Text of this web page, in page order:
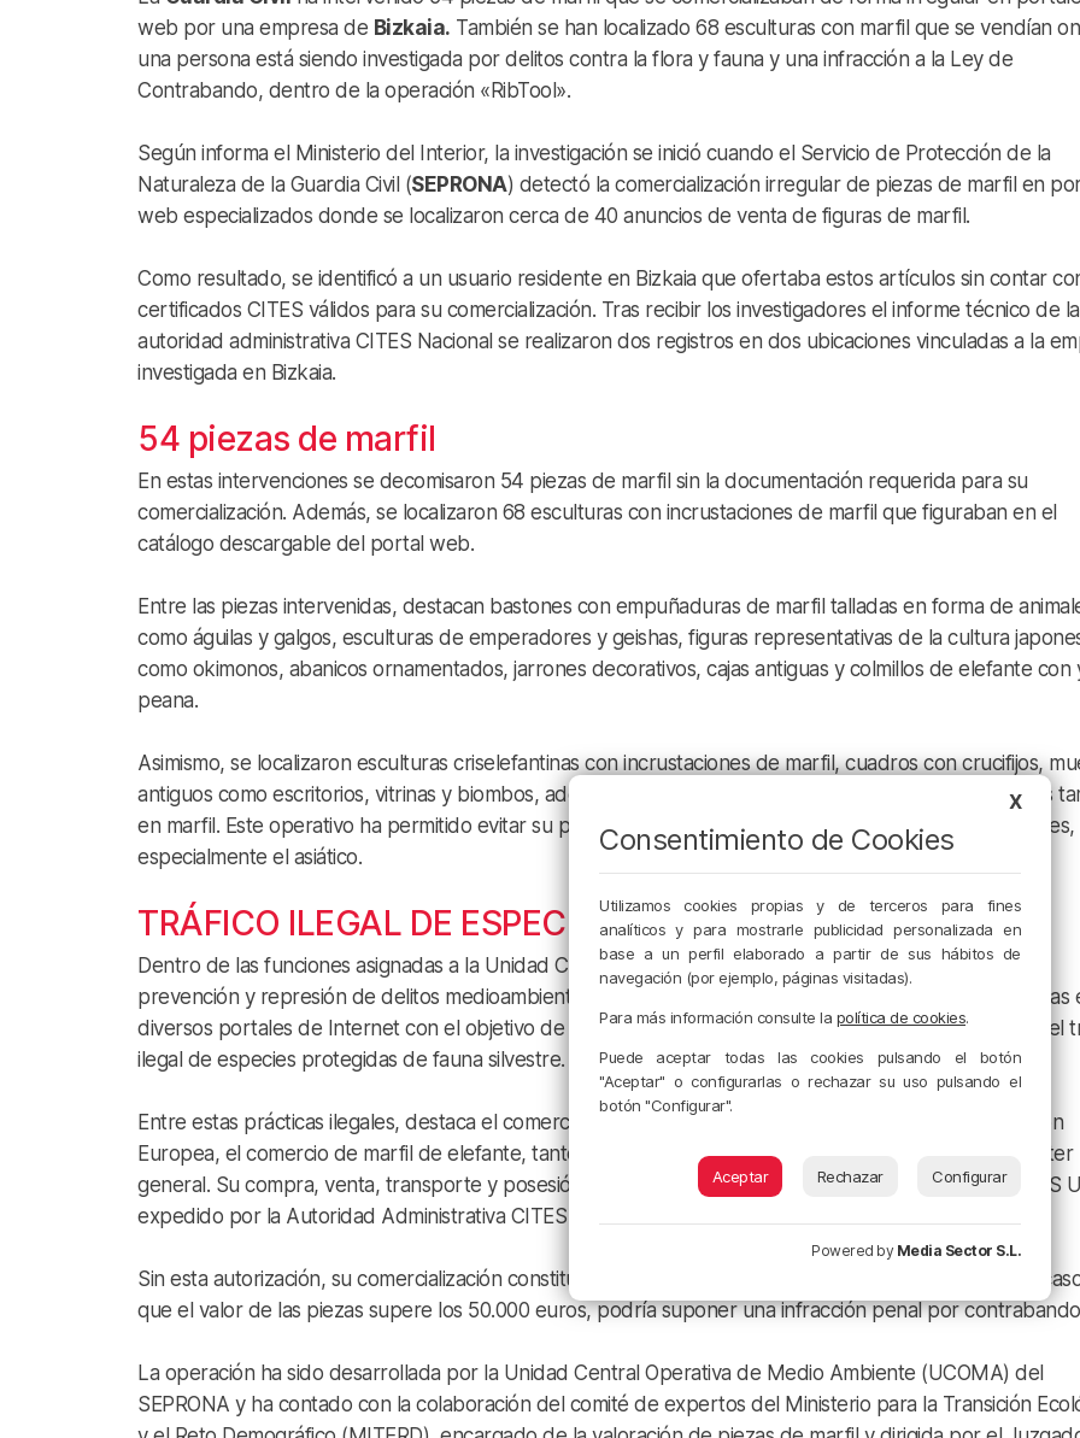
web por una empresa de Bizkaia. También se han localizado 68 esculturas con marfil que se vendían
una persona está siendo investigada por delitos contra la flora y fauna y una infracción a la Ley de
Contrabando, dentro de la operación «RibTool».
Según informa el Ministerio del Interior, la investigación se inició cuando el Servicio de Protección de la
Naturaleza de la Guardia Civil (SEPRONA) detectó la comercialización irregular de piezas de marfil en
web especializados donde se localizaron cerca de 40 anuncios de venta de figuras de marfil.
Como resultado, se identificó a un usuario residente en Bizkaia que ofertaba estos artículos sin contar
certificados CITES válidos para su comercialización. Tras recibir los investigadores el informe técnico de la
autoridad administrativa CITES Nacional se realizaron dos registros en dos ubicaciones vinculadas a la
investigada en Bizkaia.
54 piezas de marfil
En estas intervenciones se decomisaron 54 piezas de marfil sin la documentación requerida para su
comercialización. Además, se localizaron 68 esculturas con incrustaciones de marfil que figuraban en el
catálogo descargable del portal web.
Entre las piezas intervenidas, destacan bastones con empuñaduras de marfil talladas en forma de
como águilas y galgos, esculturas de emperadores y geishas, figuras representativas de la cultura
como okimonos, abanicos ornamentados, jarrones decorativos, cajas antiguas y colmillos de elefante con
peana.
Asimismo, se localizaron esculturas criselefantinas con incrustaciones de marfil, cuadros con crucifijos,
antiguos como escritorios, vitrinas y biombos, además de varias figuras de caballos y dragones tallados
en marfil. Este operativo ha permitido evitar su posible exportación ilegal hacia mercados internacionales,
especialmente el asiático.
TRÁFICO ILEGAL DE ESPECIES
Dentro de las funciones asignadas a la Unidad Central Operativa de medio ambiente (UCOMA) para la
prevención y represión de delitos medioambientales, se llevan a cabo de manera sistemática búsquedas
diversos portales de Internet con el objetivo de detectar posibles actividades ilícitas relacionadas con el
ilegal de especies protegidas de fauna silvestre.
Entre estas prácticas ilegales, destaca el comercio irregular de piezas de marfil. En el marco de la Unión
Europea, el comercio de marfil de elefante, tanto en bruto como elaborado, está prohibido con carácter
general. Su compra, venta, transporte y posesión con fines comerciales requieren un certificado CITES
expedido por la Autoridad Administrativa CITES Nacional.
Sin esta autorización, su comercialización constituye un delito de tráfico de especies protegidas y, en
que el valor de las piezas supere los 50.000 euros, podría suponer una infracción penal por
La operación ha sido desarrollada por la Unidad Central Operativa de Medio Ambiente (UCOMA) del
SEPRONA y ha contado con la colaboración del comité de expertos del Ministerio para la Transición
X
Consentimiento de Cookies
Utilizamos cookies propias y de terceros para fines
analíticos y para mostrarle publicidad personalizada en
base a un perfil elaborado a partir de sus hábitos de
navegación (por ejemplo, páginas visitadas).
Para más información consulte la política de cookies.
Puede aceptar todas las cookies pulsando el botón
"Aceptar" o configurarlas o rechazar su uso pulsando el
botón "Configurar".
Aceptar Rechazar Configurar
Powered by Media Sector S.L.